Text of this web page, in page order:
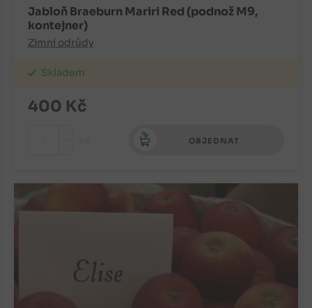
Jabloň Braeburn Mariri Red (podnož M9,
kontejner)
Zimní odrůdy
Skladem
400 Kč
OBJEDNAT